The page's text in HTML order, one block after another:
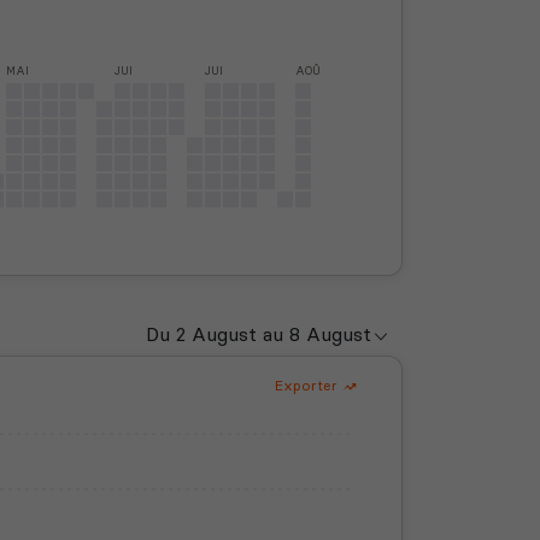
MAI JUI JUI AOÛ
Exporter